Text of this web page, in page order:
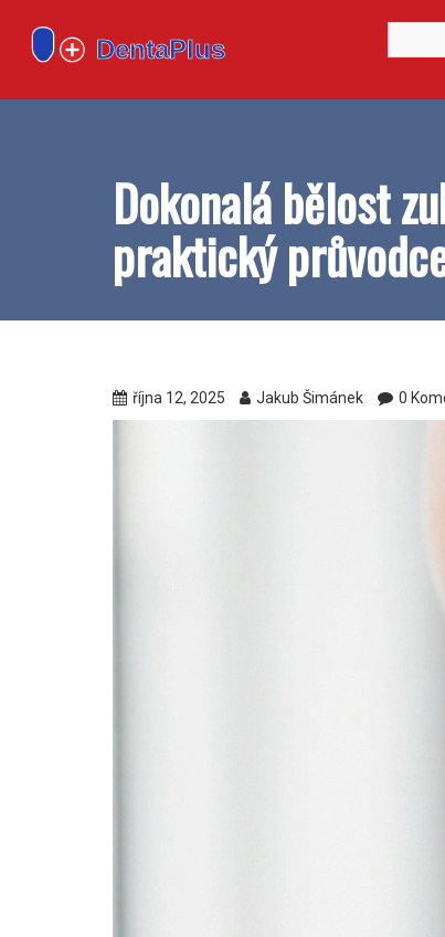
Dokonalá bělost
praktický
října 12, 2025 Jakub Šimánek 0